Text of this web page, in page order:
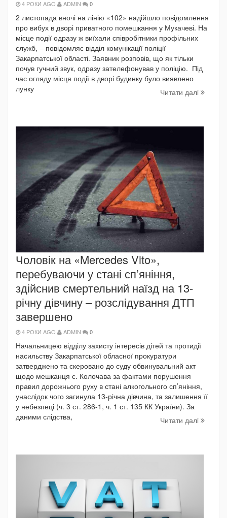
4 РОКИ AGO ADMIN 0
2 листопада вночі на лінію «102» надійшло повідомлення
про вибух в дворі приватного помешкання у Мукачеві. На
місце події одразу ж виїхали співробітники профільних
служб, – повідомляє відділ комунікації поліції
Закарпатської області. Заявник розповів, що як тільки
почув гучний звук, одразу зателефонував у поліцію. Під
час огляду місця події в дворі будинку було виявлено
лунку
Читати далi
Чоловік на «Mercedes Vito»,
перебуваючи у стані сп’яніння,
здійснив смертельний наїзд на 13-
річну дівчину – розслідування ДТП
завершено
4 РОКИ AGO ADMIN 0
Начальницею відділу захисту інтересів дітей та протидії
насильству Закарпатської обласної прокуратури
затверджено та скеровано до суду обвинувальний акт
щодо мешканця с. Колочава за фактами порушення
правил дорожнього руху в стані алкогольного сп’яніння,
унаслідок чого загинула 13-річна дівчина, та залишення її
у небезпеці (ч. 3 ст. 286-1, ч. 1 ст. 135 КК України). За
даними слідства,
Читати далi